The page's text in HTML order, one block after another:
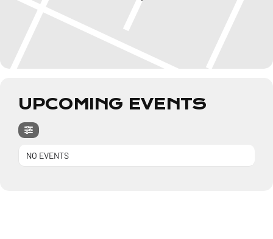
UPCOMING EVENTS
NO EVENTS